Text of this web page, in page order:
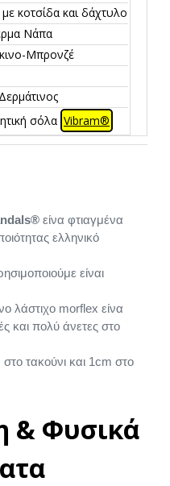
κοτσίδα και δάχτυλο
Νάπα
Μπρονζέ
σόλα Vibram®
είνα φτιαγμένα
ελληνικό
είναι
λάστιχο morflex είνα
και πολύ άνετες στο
τακούνι και 1cm στο
& Φυσικά